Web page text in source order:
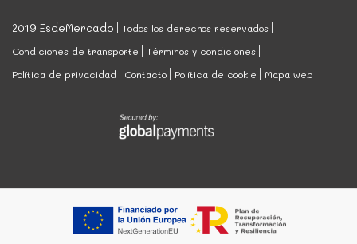
2019 EsdeMercado
Todos los derechos reservados
Condiciones de transporte
Términos y condiciones
Política de privacidad
Contacto Política de cookie Mapa web